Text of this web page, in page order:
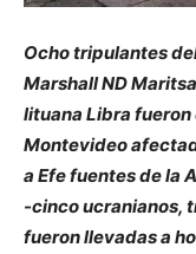
Ocho tripulantes
Marshall ND
lituana Libra
Montevideo
a Efe fuentes de la
-cinco ucranianos,
fueron llevadas a